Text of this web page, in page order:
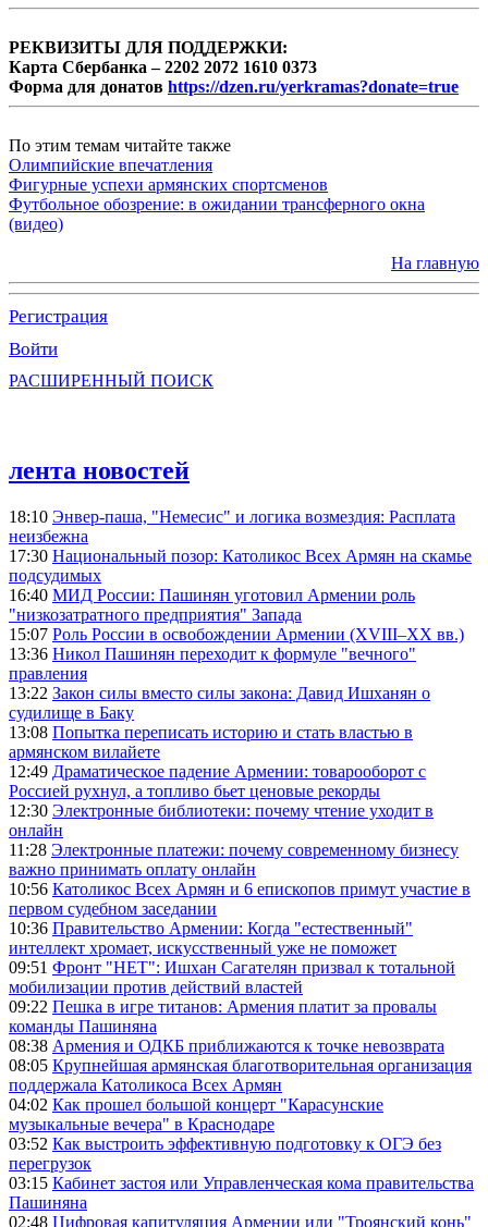
РЕКВИЗИТЫ ДЛЯ ПОДДЕРЖКИ:
Карта Сбербанка – 2202 2072 1610 0373
Форма для донатов https://dzen.ru/yerkramas?donate=true
По этим темам читайте также
Олимпийские впечатления
Фигурные успехи армянских спортсменов
Футбольное обозрение: в ожидании трансферного окна
(видео)
На главную
Регистрация
Войти
РАСШИРЕННЫЙ ПОИСК
лента новостей
18:10 Энвер-паша, "Немесис" и логика возмездия: Расплата
неизбежна
17:30 Национальный позор: Католикос Всех Армян на скамье
подсудимых
16:40 МИД России: Пашинян уготовил Армении роль
"низкозатратного предприятия" Запада
15:07 Роль России в освобождении Армении (XVIII–XX вв.)
13:36 Никол Пашинян переходит к формуле "вечного"
правления
13:22 Закон силы вместо силы закона: Давид Ишханян о
судилище в Баку
13:08 Попытка переписать историю и стать властью в
армянском вилайете
12:49 Драматическое падение Армении: товарооборот с
Россией рухнул, а топливо бьет ценовые рекорды
12:30 Электронные библиотеки: почему чтение уходит в
онлайн
11:28 Электронные платежи: почему современному бизнесу
важно принимать оплату онлайн
10:56 Католикос Всех Армян и 6 епископов примут участие в
первом судебном заседании
10:36 Правительство Армении: Когда "естественный"
интеллект хромает, искусственный уже не поможет
09:51 Фронт "НЕТ": Ишхан Сагателян призвал к тотальной
мобилизации против действий властей
09:22 Пешка в игре титанов: Армения платит за провалы
команды Пашиняна
08:38 Армения и ОДКБ приближаются к точке невозврата
08:05 Крупнейшая армянская благотворительная организация
поддержала Католикоса Всех Армян
04:02 Как прошел большой концерт "Карасунские
музыкальные вечера" в Краснодаре
03:52 Как выстроить эффективную подготовку к ОГЭ без
перегрузок
03:15 Кабинет застоя или Управленческая кома правительства
Пашиняна
02:48 Цифровая капитуляция Армении или "Троянский конь"